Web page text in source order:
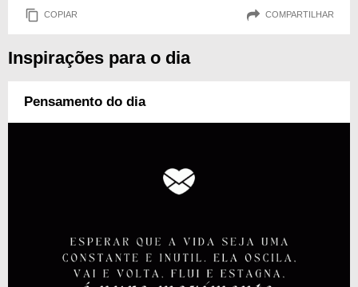
COPIAR COMPARTILHAR
Inspirações para o dia
Pensamento do dia